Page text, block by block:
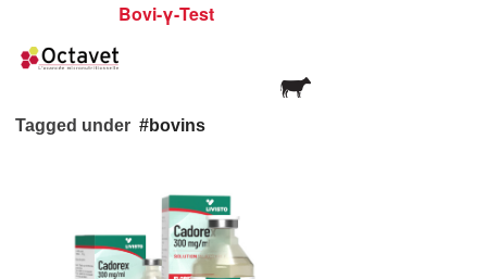
Bovi-γ-Test
Tagged under bovins